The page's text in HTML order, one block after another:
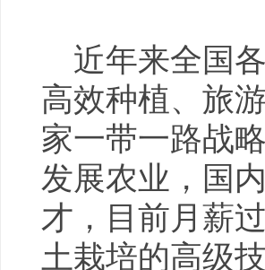
近年来全国
高效种植、旅
家一带一路战
发展农业，国
才，目前月薪
土栽培的高级